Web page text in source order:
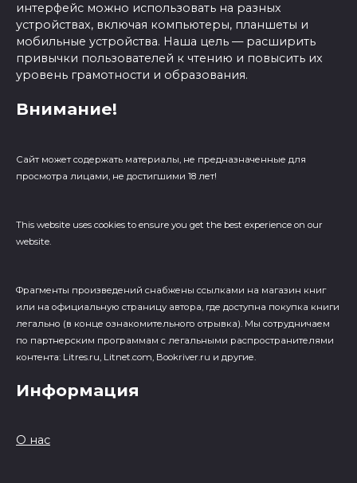
интерфейс можно использовать на разных
устройствах, включая компьютеры, планшеты и
мобильные устройства. Наша цель — расширить
привычки пользователей к чтению и повысить их
уровень грамотности и образования.
Внимание!
Сайт может содержать материалы, не предназначенные для
просмотра лицами, не достигшими 18 лет!
This website uses cookies to ensure you get the best experience on our
website.
Фрагменты произведений cнабжены ссылками на магазин книг
или на официальную страницу автора, где доступна покупка книги
легально (в конце ознакомительного отрывка). Мы сотрудничаем
по партнерским программам с легальными распространителями
контента: Litres.ru, Litnet.com, Bookriver.ru и другие.
Информация
О нас